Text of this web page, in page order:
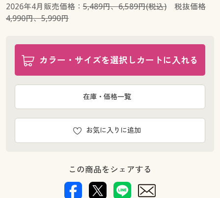
2026年4月販売価格： 5,489円、6,589円(税込)税抜価格
4,990円、5,990円
カラー・サイズを選択しカートに入れる
お気に入りに追加
在庫・価格一覧
この商品をシェアする